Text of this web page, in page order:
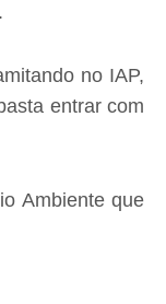
no IAP,
entrar com
Ambiente que